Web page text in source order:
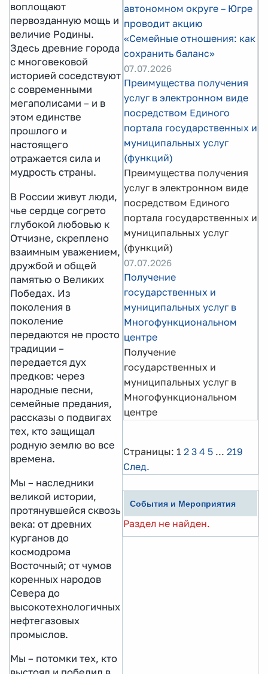
воплощают
первозданную мощь и
величие Родины.
Здесь древние города
с многовековой
историей соседствуют
с современными
мегаполисами – и в
этом единстве
прошлого и
настоящего
отражается сила и
мудрость страны.
В России живут люди,
чье сердце согрето
глубокой любовью к
Отчизне, скреплено
взаимным уважением,
дружбой и общей
памятью о Великих
Победах. Из
поколения в
поколение
передаются не просто
традиции –
передается дух
предков: через
народные песни,
семейные предания,
рассказы о подвигах
тех, кто защищал
родную землю во все
времена.
Мы – наследники
великой истории,
протянувшейся сквозь
века: от древних
курганов до
космодрома
Восточный; от чумов
коренных народов
Севера до
высокотехнологичных
нефтегазовых
промыслов.
Мы – потомки тех, кто
автономном округе – Югре
проводит акцию
«Семейные отношения: как
сохранить баланс»
07.07.2026
Преимущества получения
услуг в электронном виде
посредством Единого
портала государственных и
муниципальных услуг
(функций)
Преимущества получения
услуг в электронном виде
посредством Единого
портала государственных и
муниципальных услуг
(функций)
07.07.2026
Получение
государственных и
муниципальных услуг в
Многофункциональном
центре
Получение
государственных и
муниципальных услуг в
Многофункциональном
центре
Страницы: 1 2 3 4 5 ... 219
След.
События и Мероприятия
Раздел не найден.